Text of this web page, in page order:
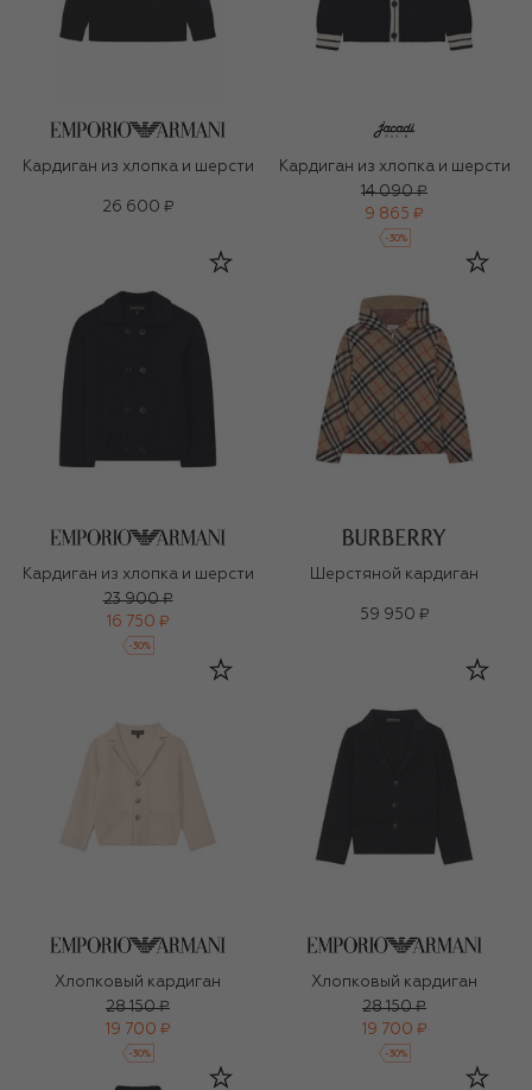
Кардиган из хлопка и шерсти
26 600 ₽
Кардиган из хлопка и шерсти
14 090 ₽
9 865 ₽
-30%
Кардиган из хлопка и шерсти
23 900 ₽
16 750 ₽
-30%
Шерстяной кардиган
59 950 ₽
Хлопковый кардиган
28 150 ₽
19 700 ₽
-30%
Хлопковый кардиган
28 150 ₽
19 700 ₽
-30%